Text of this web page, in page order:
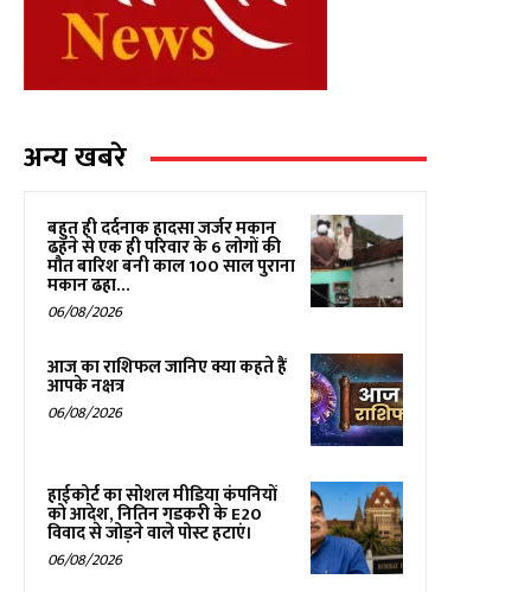
अन्य खबरे
बहुत ही दर्दनाक हादसा जर्जर मकान
ढहने से एक ही परिवार के 6 लोगों की
मौत बारिश बनी काल 100 साल पुराना
मकान ढहा...
06/08/2026
आज का राशिफल जानिए क्या कहते हैं
आपके नक्षत्र
06/08/2026
हाईकोर्ट का सोशल मीडिया कंपनियों
को आदेश, नितिन गडकरी के E20
विवाद से जोड़ने वाले पोस्ट हटाएं।
06/08/2026